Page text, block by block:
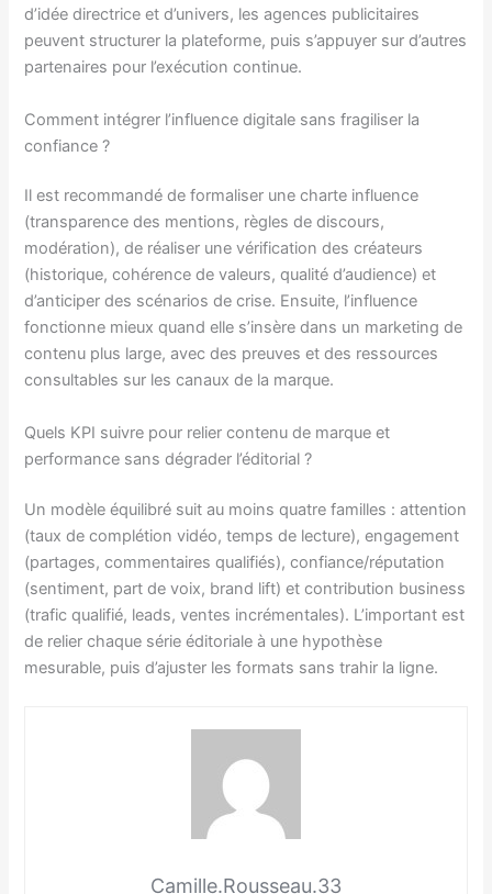
d’idée directrice et d’univers, les agences publicitaires
peuvent structurer la plateforme, puis s’appuyer sur d’autres
partenaires pour l’exécution continue.
Comment intégrer l’influence digitale sans fragiliser la
confiance ?
Il est recommandé de formaliser une charte influence
(transparence des mentions, règles de discours,
modération), de réaliser une vérification des créateurs
(historique, cohérence de valeurs, qualité d’audience) et
d’anticiper des scénarios de crise. Ensuite, l’influence
fonctionne mieux quand elle s’insère dans un marketing de
contenu plus large, avec des preuves et des ressources
consultables sur les canaux de la marque.
Quels KPI suivre pour relier contenu de marque et
performance sans dégrader l’éditorial ?
Un modèle équilibré suit au moins quatre familles : attention
(taux de complétion vidéo, temps de lecture), engagement
(partages, commentaires qualifiés), confiance/réputation
(sentiment, part de voix, brand lift) et contribution business
(trafic qualifié, leads, ventes incrémentales). L’important est
de relier chaque série éditoriale à une hypothèse
mesurable, puis d’ajuster les formats sans trahir la ligne.
Camille.Rousseau.33